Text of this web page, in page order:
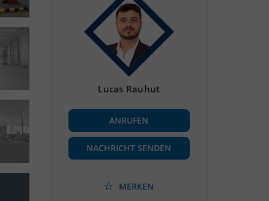
Lucas Rauhut
ANRUFEN
NACHRICHT SENDEN
MERKEN